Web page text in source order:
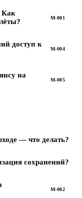
Как
M-001
доступ к
M-004
на
M-005
— что делать?
сохранений?
M-002